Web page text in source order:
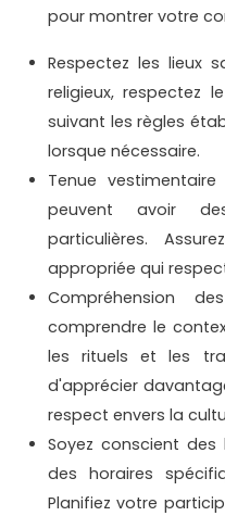
pour montrer votre
Respectez les lieux
religieux, respectez
suivant les règles
lorsque nécessaire.
Tenue
peuvent avoir
particulières.
appropriée qui
Compréhension
comprendre le
les rituels et les
d'apprécier
respect envers la
Soyez conscient
des horaires
Planifiez votre